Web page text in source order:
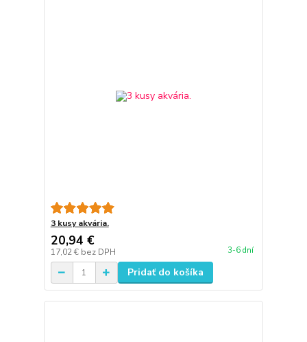
3 kusy akvária.
20,94 €
17,02 € bez DPH 3-6 dní
Pridať do košíka